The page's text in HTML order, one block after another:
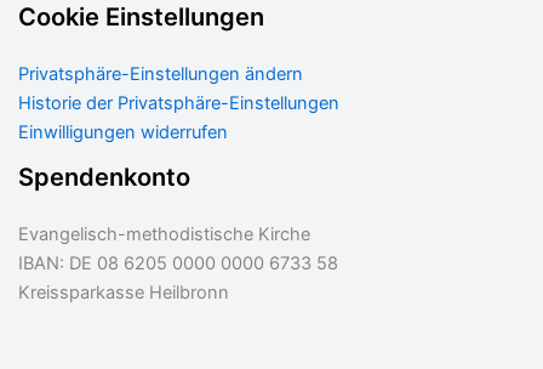
Cookie Einstellungen
Privatsphäre-Einstellungen ändern
Historie der Privatsphäre-Einstellungen
Einwilligungen widerrufen
Spendenkonto
Evangelisch-methodistische Kirche
IBAN: DE 08 6205 0000 0000 6733 58
Kreissparkasse Heilbronn